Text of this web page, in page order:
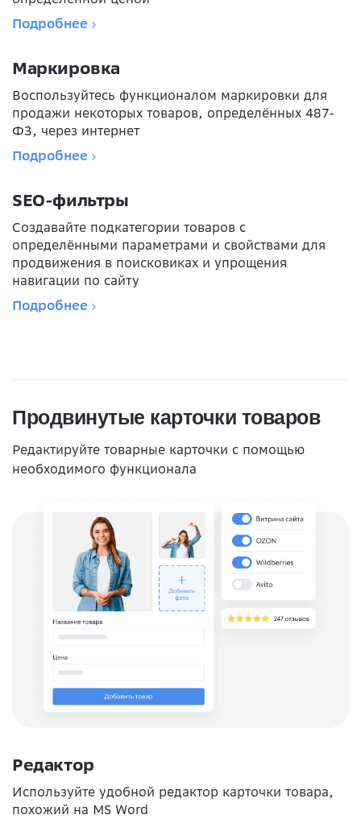
Подробнее
Маркировка
Воспользуйтесь функционалом маркировки для
продажи некоторых товаров, определённых 487-
ФЗ, через интернет
Подробнее
SEO-фильтры
Создавайте подкатегории товаров с
определёнными параметрами и свойствами для
продвижения в поисковиках и упрощения
навигации по сайту
Подробнее
Продвинутые карточки товаров
Редактируйте товарные карточки с помощью
необходимого функционала
Редактор
Используйте удобной редактор карточки товара,
похожий на MS Word